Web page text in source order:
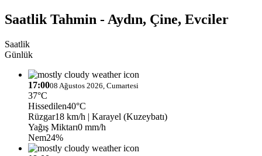
Saatlik Tahmin - Aydın, Çine, Evciler
Saatlik
Günlük
17:0008 Ağustos 2026, Cumartesi
37°C
Hissedilen40°C
Rüzgar18 km/h | Karayel (Kuzeybatı)
Yağış Miktarı0 mm/h
Nem24%